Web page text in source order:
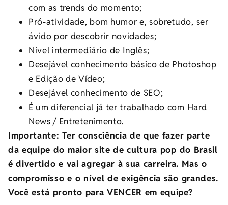
com as trends do momento;
Pró-atividade, bom humor e, sobretudo, ser
ávido por descobrir novidades;
Nível intermediário de Inglês;
Desejável conhecimento básico de Photoshop
e Edição de Vídeo;
Desejável conhecimento de SEO;
É um diferencial já ter trabalhado com Hard
News / Entretenimento.
Importante: Ter consciência de que fazer parte
da equipe do maior site de cultura pop do Brasil
é divertido e vai agregar à sua carreira. Mas o
compromisso e o nível de exigência são grandes.
Você está pronto para VENCER em equipe?